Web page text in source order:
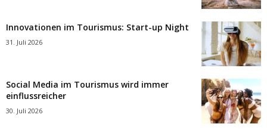
Innovationen im Tourismus: Start-up Night
31. Juli 2026
Social Media im Tourismus wird immer
einflussreicher
30. Juli 2026